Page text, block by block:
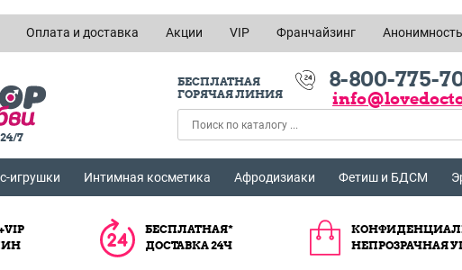
Оплата и доставка Акции VIP Франчайзинг Анонимность
7
БЕСПЛАТНАЯ
ГОРЯЧАЯ ЛИНИЯ
8-800-775-
игрушки Интимная косметика Афродизиаки Фетиш и БДСМ
БЕСПЛАТНАЯ*
ДОСТАВКА 24Ч
НЕПРОЗРАЧНАЯ